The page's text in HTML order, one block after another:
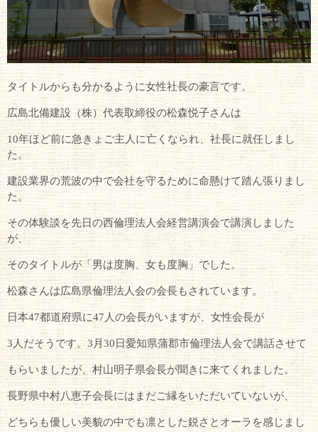
タイトルからも分かるように女性社長の豪言です。
広島北備建設（株）代表取締役の松森悦子さんは
10年ほど前に急きょご主人に亡くなられ、社長に就任しまし
た。
建設業界の荒波の中で会社を守るために命懸けて踏ん張りまし
た。
その体験談を先日の西倫理法人会経営講演会で講演しました
が、
そのタイトルが「男は度胸、女も度胸」でした。
松森さんは広島県倫理法人会の会長もされています。
日本47都道府県に47人の会長がいますが、女性会長が
3人だそうです。3月30日愛知県蒲郡市倫理法人会で講話させて
もらいましたが、村山明子県会長が聞きに来てくれました。
長野県中村八恵子会長にはまだご縁をいただいていないが、
どちらも優しい美貌の中でも凛とした鋭さとオーラを感じまし